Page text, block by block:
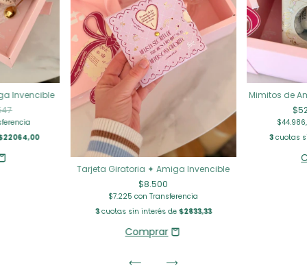
Invencible
Tarjeta Giratoria ✦ Amiga Invencible
$8.500
$7.225con Transferencia
3cuotas sin interés de $2833,33
Mimitos de
3 cuotas